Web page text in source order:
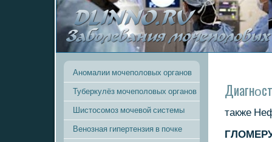
Аномалии мочеполовых органов
Туберкулёз мочеполовых органов
Шистосомоз мочевой системы
Венозная гипертензия в почке
также